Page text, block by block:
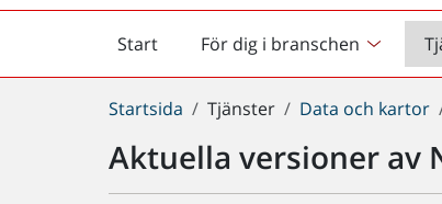
Start
Startsida För dig i branschen
Du
här:
Startsida Tjänster Data och kartor
Aktuella versioner av